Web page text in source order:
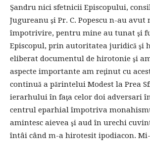
Şandru nici sfetnicii Episcopului,
Jugureanu şi Pr. C. Popescu n-au avut
împotrivire, pentru mine au tunat şi
Episcopul, prin autoritatea juridică şi
eliberat documentul de hirotonie şi
aspecte importante am reţinut cu
continuă a părintelui Modest la Prea
ierarhului în faţa celor doi adversari
centrul eparhial împotriva
amintesc aievea şi aud în urechi
întâi când m-a hirotesit ipodiacon. Mi-